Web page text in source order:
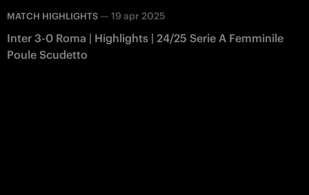
MATCH HIGHLIGHTS — 19 apr 2025
Inter 3-0 Roma | Highlights | 24/25 Serie A Femminile
Poule Scudetto